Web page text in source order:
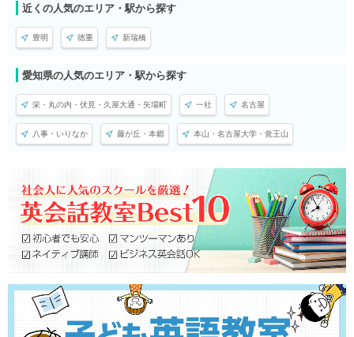
近くの人気のエリア・駅から探す
豊明 徳重 新瑞橋
愛知県の人気のエリア・駅から探す
栄・丸の内・伏見・久屋大通・矢場町 一社 名古屋
八事・いりなか 藤が丘・本郷 本山・名古屋大学・覚王山